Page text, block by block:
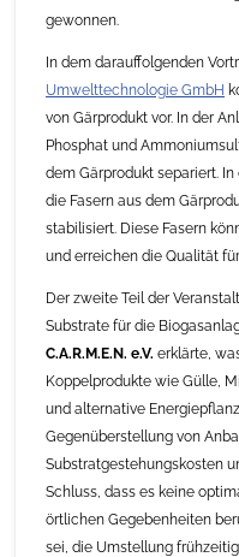
gewonnen.
In dem darauffolgenden
Umwelttechnologie GmbH
von Gärprodukt vor. In der
Phosphat und
dem Gärprodukt separiert.
die Fasern aus dem
stabilisiert. Diese Fasern
und erreichen die Qualität
Der zweite Teil der
Substrate für die
C.A.R.M.E.N. e.V. erklärte,
Koppelprodukte wie Gülle,
und alternative
Gegenüberstellung von
Substratgestehungskosten
Schluss, dass es keine
örtlichen Gegebenheiten
sei, die Umstellung